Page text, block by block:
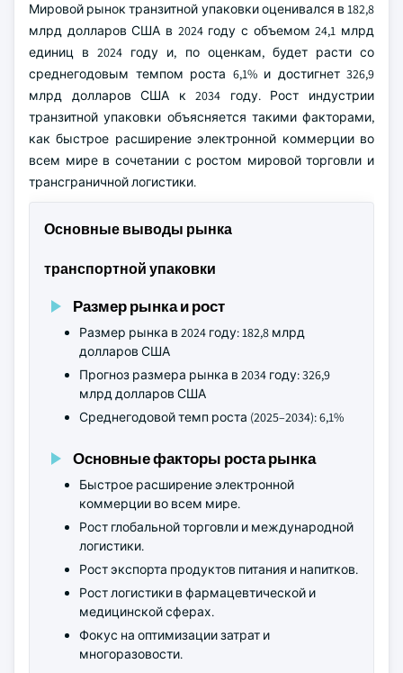
Мировой рынок транзитной упаковки оценивался в 182,8
млрд долларов США в 2024 году с объемом 24,1 млрд
единиц в 2024 году и, по оценкам, будет расти со
среднегодовым темпом роста 6,1% и достигнет 326,9
млрд долларов США к 2034 году. Рост индустрии
транзитной упаковки объясняется такими факторами,
как быстрое расширение электронной коммерции во
всем мире в сочетании с ростом мировой торговли и
трансграничной логистики.
Основные выводы рынка
транспортной упаковки
Размер рынка и рост
Размер рынка в 2024 году: 182,8 млрд
долларов США
Прогноз размера рынка в 2034 году: 326,9
млрд долларов США
Среднегодовой темп роста (2025–2034): 6,1%
Основные факторы роста рынка
Быстрое расширение электронной
коммерции во всем мире.
Рост глобальной торговли и международной
логистики.
Рост экспорта продуктов питания и напитков.
Рост логистики в фармацевтической и
медицинской сферах.
Фокус на оптимизации затрат и
многоразовости.